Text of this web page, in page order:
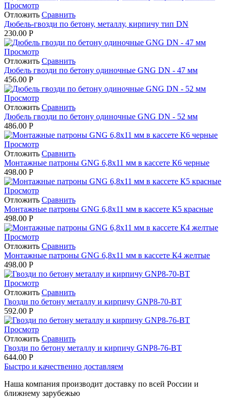
Просмотр
Отложить Сравнить
Дюбель-гвозди по бетону, металлу, кирпичу тип DN
230.00 Р
Просмотр
Отложить Сравнить
Дюбель гвозди по бетону одиночные GNG DN - 47 мм
456.00 Р
Просмотр
Отложить Сравнить
Дюбель гвозди по бетону одиночные GNG DN - 52 мм
486.00 Р
Просмотр
Отложить Сравнить
Монтажные патроны GNG 6,8х11 мм в кассете К6 черные
498.00 Р
Просмотр
Отложить Сравнить
Монтажные патроны GNG 6,8х11 мм в кассете К5 красные
498.00 Р
Просмотр
Отложить Сравнить
Монтажные патроны GNG 6,8х11 мм в кассете К4 желтые
498.00 Р
Просмотр
Отложить Сравнить
Гвозди по бетону металлу и кирпичу GNP8-70-BT
592.00 Р
Просмотр
Отложить Сравнить
Гвозди по бетону металлу и кирпичу GNP8-76-BT
644.00 Р
Быстро и качественно доставляем
Наша компания производит доставку по всей России и
ближнему зарубежью